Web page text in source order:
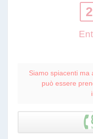
Siamo spiacenti ma
può essere